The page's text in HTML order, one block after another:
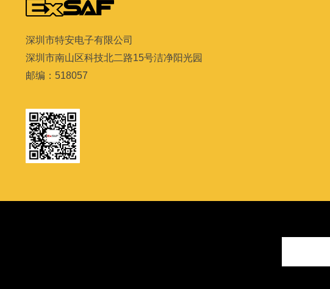
深圳市特安电子有限公司
深圳市南山区科技北二路15号洁净阳光园
邮编： 518057